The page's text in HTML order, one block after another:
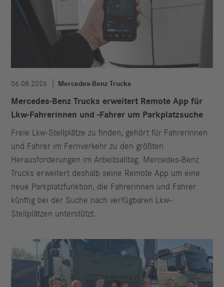
06.08.2026 Mercedes-Benz Trucks
Mercedes-Benz Trucks erweitert Remote App für
Lkw-Fahrerinnen und -Fahrer um Parkplatzsuche
Freie Lkw-Stellplätze zu finden, gehört für Fahrerinnen
und Fahrer im Fernverkehr zu den größten
Herausforderungen im Arbeitsalltag. Mercedes-Benz
Trucks erweitert deshalb seine Remote App um eine
neue Parkplatzfunktion, die Fahrerinnen und Fahrer
künftig bei der Suche nach verfügbaren Lkw-
Stellplätzen unterstützt.